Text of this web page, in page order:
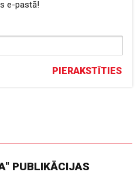
e-pastā!
PIERAKSTĪTIES
PUBLIKĀCIJAS